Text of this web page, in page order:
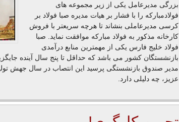
بزرگی مدیرعامل یکی از زیر مجموعه های
فولادمبارکه را با فشار بر هیات مدیره صبا فولاد بر
کرسی مدیرعاملی بنشاند تا هرچه سریعتر با فروش
کارخانه مذکور به فولاد مبارکه موافقت نماید. صبا
فولاد خلیج فارس یکی از مهمترین منابع درآمدی
بازنشستگان کشور می باشد که حداقل تا پنج سال آینده
مدیر صندوق بازنشستگی پرسید این انتصاب در سال جهش
عزیز، چه دلیلی دارد.